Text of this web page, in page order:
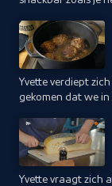
Yvette verdiept
gekomen dat we
Yvette vraagt zich